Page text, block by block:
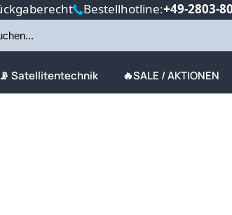
Bestellhotline:+49-2803-
📡 Satellitentechnik 🔥SALE / AKTIONEN